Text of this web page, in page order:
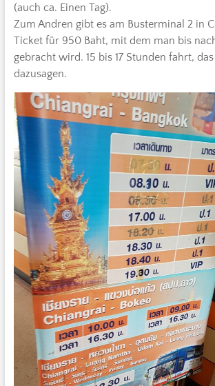
(auch ca. Einen Tag).
Zum Andren gibt es am Busterminal 2 in
Ticket für 950 Baht, mit dem man bis
gebracht wird. 15 bis 17 Stunden fahrt,
dazusagen.